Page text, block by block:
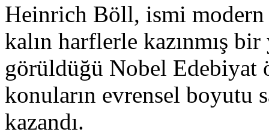
Heinrich Böll, ismi modern
kalın harflerle kazınmış
görüldüğü Nobel Edebiyat
konuların evrensel boyutu
kazandı.